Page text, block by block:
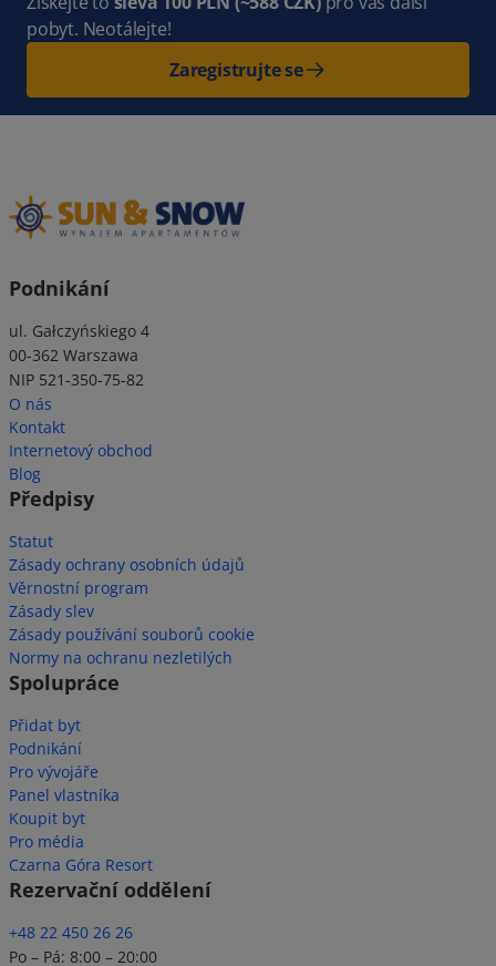
pobyt. Neotálejte!
Zaregistrujte se
Podnikání
ul. Gałczyńskiego 4
00-362 Warszawa
NIP 521-350-75-82
O nás
Kontakt
Internetový obchod
Blog
Předpisy
Statut
Zásady ochrany osobních údajů
Věrnostní program
Zásady slev
Zásady používání souborů cookie
Normy na ochranu nezletilých
Spolupráce
Přidat byt
Podnikání
Pro vývojáře
Panel vlastníka
Koupit byt
Pro média
Czarna Góra Resort
Rezervační oddělení
+48 22 450 26 26
Po – Pá: 8:00 – 20:00